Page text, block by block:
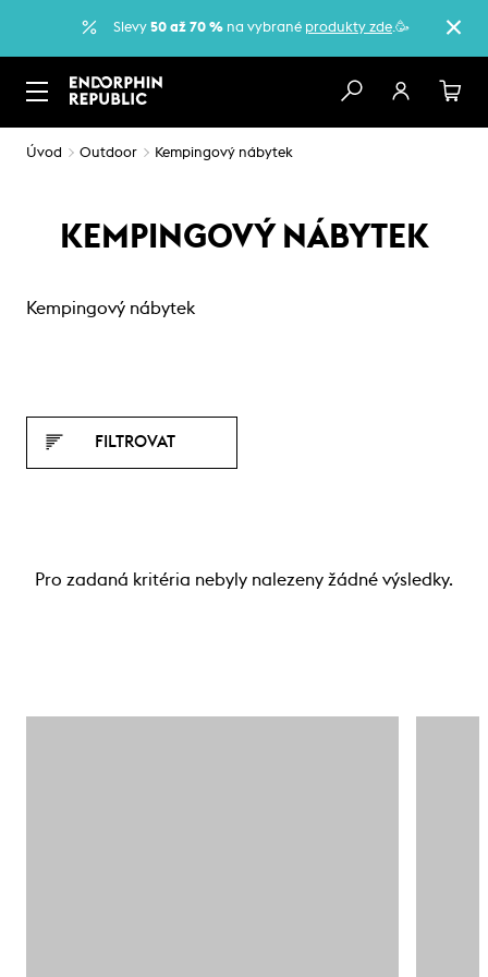
Slevy 50 až 70 % na vybrané produkty zde.🥳
Úvod Outdoor Kempingový nábytek
KEMPINGOVÝ NÁBYTEK
Kempingový nábytek
FILTROVAT
Pro zadaná kritéria nebyly nalezeny žádné výsledky.